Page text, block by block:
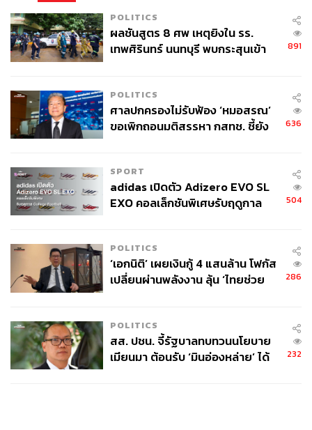
POLITICS
ผลชันสูตร 8 ศพ เหตุยิงใน รร.
เทพศิรินทร์ นนทบุรี พบกระสุนเข้า
891
POLITICS
ศาลปกครองไม่รับฟ้อง ‘หมอสรณ’
ขอเพิกถอนมติสรรหา กสทช. ชี้ยัง
636
SPORT
adidas เปิดตัว Adizero EVO SL
EXO คอลเล็กชันพิเศษรับฤดูกาล
504
POLITICS
‘เอกนิติ’ เผยเงินกู้ 4 แสนล้าน โฟกัส
เปลี่ยนผ่านพลังงาน ลุ้น ‘ไทยช่วย
286
POLITICS
สส. ปชน. จี้รัฐบาลทบทวนนโยบาย
เมียนมา ต้อนรับ ‘มินอ่องหล่าย’ ได้
232